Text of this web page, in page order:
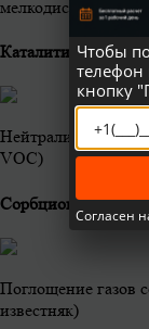
мелкодисперсной
Каталитическая
Нейтрализация
VOC)
Сорбционная
Поглощение газов
известняк)
Чтобы
кнопку
Согласен